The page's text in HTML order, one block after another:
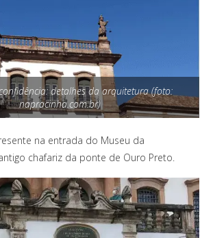
detalhes da arquitetura (foto:
napracinha.com.br)
na entrada do Museu da
chafariz da ponte de Ouro Preto.